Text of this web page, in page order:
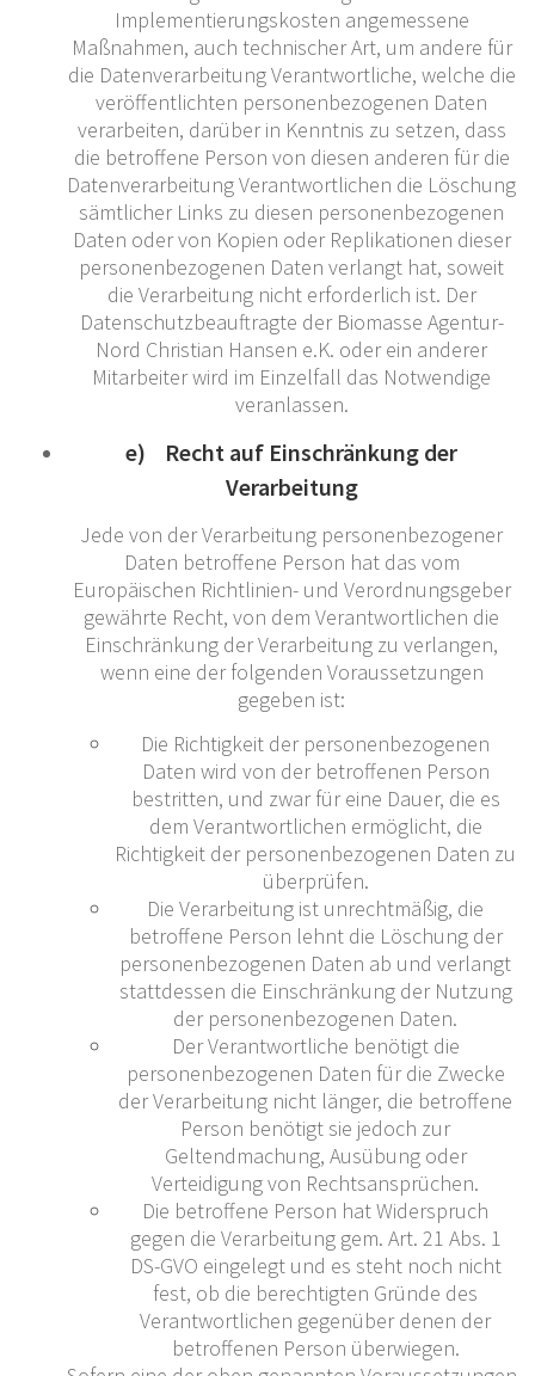
Implementierungskosten angemessene
Maßnahmen, auch technischer Art, um andere für
die Datenverarbeitung Verantwortliche, welche die
veröffentlichten personenbezogenen Daten
verarbeiten, darüber in Kenntnis zu setzen, dass
die betroffene Person von diesen anderen für die
Datenverarbeitung Verantwortlichen die Löschung
sämtlicher Links zu diesen personenbezogenen
Daten oder von Kopien oder Replikationen dieser
personenbezogenen Daten verlangt hat, soweit
die Verarbeitung nicht erforderlich ist. Der
Datenschutzbeauftragte der Biomasse Agentur-
Nord Christian Hansen e.K. oder ein anderer
Mitarbeiter wird im Einzelfall das Notwendige
veranlassen.
e) Recht auf Einschränkung der
Verarbeitung
Jede von der Verarbeitung personenbezogener
Daten betroffene Person hat das vom
Europäischen Richtlinien- und Verordnungsgeber
gewährte Recht, von dem Verantwortlichen die
Einschränkung der Verarbeitung zu verlangen,
wenn eine der folgenden Voraussetzungen
gegeben ist:
Die Richtigkeit der personenbezogenen
Daten wird von der betroffenen Person
bestritten, und zwar für eine Dauer, die es
dem Verantwortlichen ermöglicht, die
Richtigkeit der personenbezogenen Daten zu
überprüfen.
Die Verarbeitung ist unrechtmäßig, die
betroffene Person lehnt die Löschung der
personenbezogenen Daten ab und verlangt
stattdessen die Einschränkung der Nutzung
der personenbezogenen Daten.
Der Verantwortliche benötigt die
personenbezogenen Daten für die Zwecke
der Verarbeitung nicht länger, die betroffene
Person benötigt sie jedoch zur
Geltendmachung, Ausübung oder
Verteidigung von Rechtsansprüchen.
Die betroffene Person hat Widerspruch
gegen die Verarbeitung gem. Art. 21 Abs. 1
DS-GVO eingelegt und es steht noch nicht
fest, ob die berechtigten Gründe des
Verantwortlichen gegenüber denen der
betroffenen Person überwiegen.